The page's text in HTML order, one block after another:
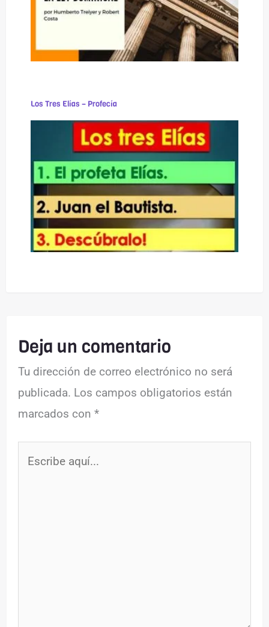
Los Tres Elías – Profecía
Deja un comentario
Tu dirección de correo electrónico no será
publicada. Los campos obligatorios están
marcados con*